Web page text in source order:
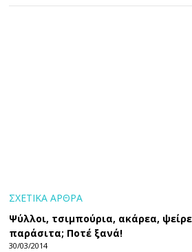
ΣΧΕΤΙΚΑ ΑΡΘΡΑ
Ψύλλοι, τσιμπούρια, ακάρεα,
παράσιτα; Ποτέ ξανά!
30/03/2014